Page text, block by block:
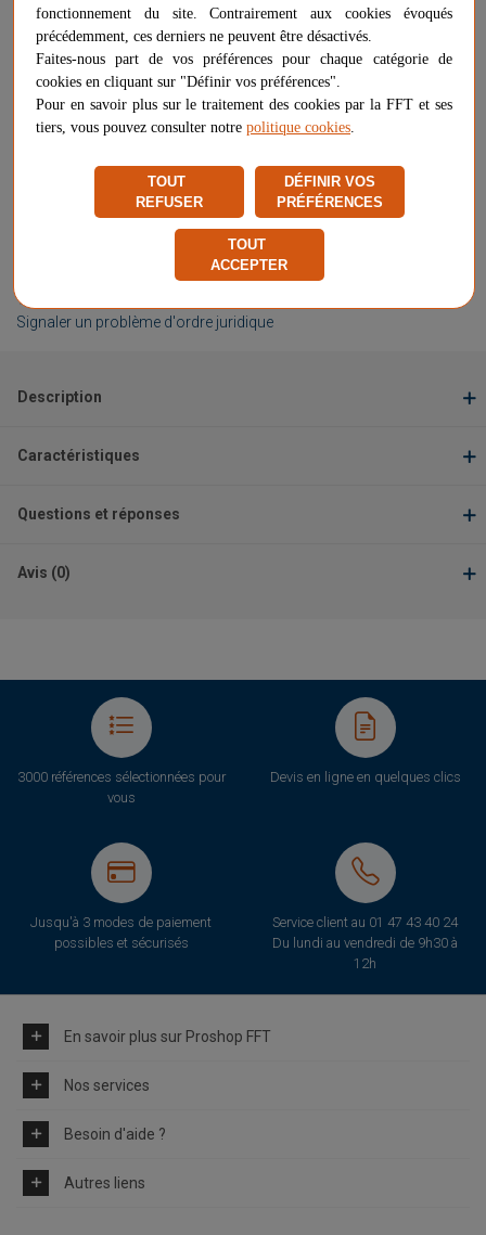
Plus d'informations sur ce produit
Voir les questions / réponses
460,00 € - +
19,96 €
entre le 11/08 et le 14/08
★
★
Signaler un problème d'ordre juridique
Description
Caractéristiques
Questions et réponses
Avis (0)
3000 références sélectionnées pour
vous
Devis en ligne en quelques clics
Jusqu'à 3 modes de paiement
possibles et sécurisés
Service client au 01 47 43 40 24
Du lundi au vendredi de 9h30 à
12h
En savoir plus sur Proshop FFT
Nos services
Besoin d'aide ?
Autres liens
fonctionnement du site. Contrairement aux cookies évoqués
précédemment, ces derniers ne peuvent être désactivés.
Faites-nous part de vos préférences pour chaque catégorie de
cookies en cliquant sur "Définir vos préférences".
Pour en savoir plus sur le traitement des cookies par la FFT et ses
tiers, vous pouvez consulter notre politique cookies
TOUT
REFUSER
DÉFINIR VOS
PRÉFÉRENCES
TOUT
ACCEPTER